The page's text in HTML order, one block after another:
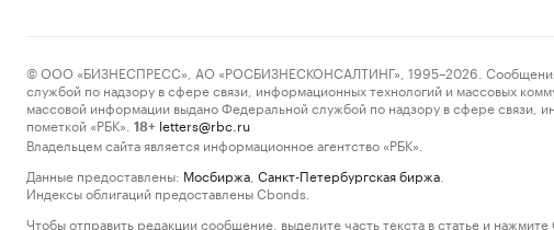
© ООО «БИЗНЕСПРЕСС», АО «РОСБИЗНЕСКОНСАЛТИНГ», 1995–2026. Сообщения и
службой по надзору в сфере связи, информационных технологий и массовых
массовой информации выдано Федеральной службой по надзору в сфере
пометкой «РБК».
18+ letters@rbc.ru
Владельцем сайта является информационное агентство «РБК».
Данные предоставлены: Мосбиржа Санкт-Петербургская биржа
Индексы облигаций предоставлены Cbonds.
Чтобы отправить редакции сообщение, выделите часть текста в статье и нажмите